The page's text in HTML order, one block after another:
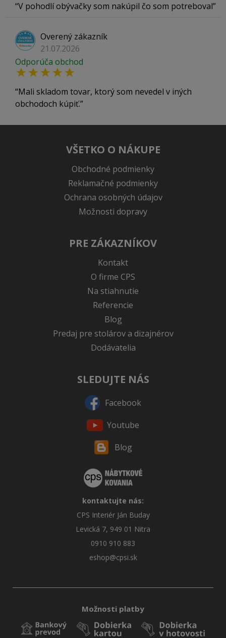
V pohodlí obývačky som nakúpil čo som potreboval
Overený zákazník
21.07.2026
Odporúča obchod
Mali skladom tovar, ktorý som nevedel v iných
obchodoch kúpiť.
VŠETKO O NÁKUPE
Obchodné podmienky
Reklamačné podmienky
Ochrana osobných údajov
Možnosti dopravy
PRE ZÁKAZNÍKOV
Kontakt
O firme CPS
Na stiahnutie
Referencie
Blog
Predaj pre stolárov a dizajnérov
Dodávatelia
SLEDUJTE NÁS
Facebook
Youtube
Blog
kontaktujte nás:
CPS Interiér Ján Buday
Levická 7, 949 01 Nitra
0910 910 883
eshop@cpsi.sk
Možnosti platby